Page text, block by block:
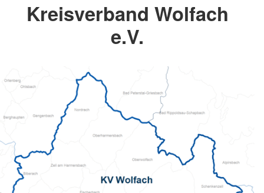
Kreisverband Wolfach
e.V.